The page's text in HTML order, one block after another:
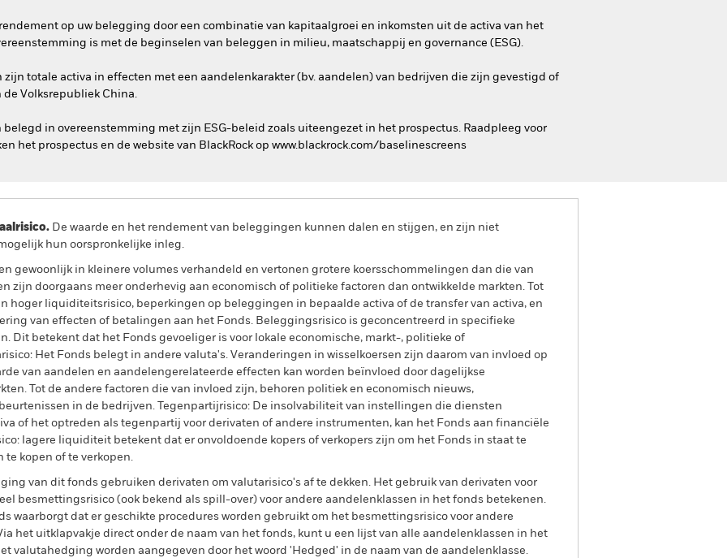
op uw belegging door een combinatie van kapitaalgroei en inkomsten uit de activa van het
is met de beginselen van beleggen in milieu, maatschappij en governance (ESG).
totale activa in effecten met een aandelenkarakter (bv. aandelen) van bedrijven die zijn gevestigd of
Volksrepubliek China.
belegd in overeenstemming met zijn ESG-beleid zoals uiteengezet in het prospectus. Raadpleeg voor
het prospectus en de website van BlackRock op www.blackrock.com/baselinescreens
De waarde en het rendement van beleggingen kunnen dalen en stijgen, en zijn niet
hun oorspronkelijke inleg.
gewoonlijk in kleinere volumes verhandeld en vertonen grotere koersschommelingen dan die van
zijn doorgaans meer onderhevig aan economisch of politieke factoren dan ontwikkelde markten. Tot
hoger liquiditeitsrisico, beperkingen op beleggingen in bepaalde activa of de transfer van activa, en
van effecten of betalingen aan het Fonds. Beleggingsrisico is geconcentreerd in specifieke
Dit betekent dat het Fonds gevoeliger is voor lokale economische, markt-, politieke of
Het Fonds belegt in andere valuta's. Veranderingen in wisselkoersen zijn daarom van invloed op
van aandelen en aandelengerelateerde effecten kan worden beïnvloed door dagelijkse
Tot de andere factoren die van invloed zijn, behoren politiek en economisch nieuws,
in de bedrijven. Tegenpartijrisico: De insolvabiliteit van instellingen die diensten
of het optreden als tegenpartij voor derivaten of andere instrumenten, kan het Fonds aan financiële
lagere liquiditeit betekent dat er onvoldoende kopers of verkopers zijn om het Fonds in staat te
kopen of te verkopen.
van dit fonds gebruiken derivaten om valutarisico's af te dekken. Het gebruik van derivaten voor
besmettingsrisico (ook bekend als spill-over) voor andere aandelenklassen in het fonds betekenen.
waarborgt dat er geschikte procedures worden gebruikt om het besmettingsrisico voor andere
het uitklapvakje direct onder de naam van het fonds, kunt u een lijst van alle aandelenklassen in het
valutahedging worden aangegeven door het woord 'Hedged' in de naam van de aandelenklasse.